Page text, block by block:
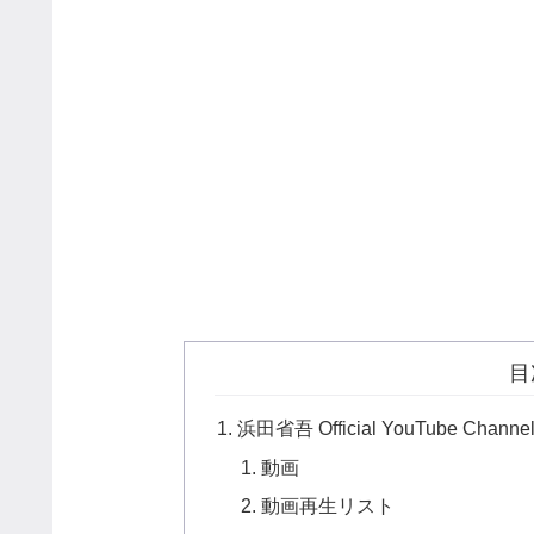
浜田省吾 Official YouTube
動画
動画再生リスト